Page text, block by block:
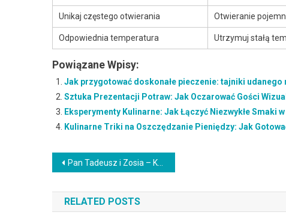
Unikaj częstego otwierania Otwieranie
Odpowiednia temperatura Utrzymuj stałą
Powiązane Wpisy:
Jak przygotować doskonałe pieczenie: tajniki udanego
Sztuka Prezentacji Potraw: Jak Oczarować Gości
Eksperymenty Kulinarne: Jak Łączyć Niezwykłe Smaki
Kulinarne Triki na Oszczędzanie Pieniędzy: Jak
Nawigacja
wpisu
Pan Tadeusz i Zosia – Które smakołyki z tej powieści zagościły na polskim stole?
RELATED POSTS